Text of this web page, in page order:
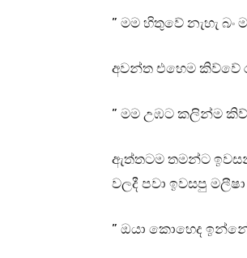
” මම හිතුවේ නැහැ බං
අවන්ත එහෙම කිව්වේ
” මම උඹට කලින්ම
ඇත්තටම තමන්ට
වලදී පවා ඉවසපු
” ඔයා කොහෙද